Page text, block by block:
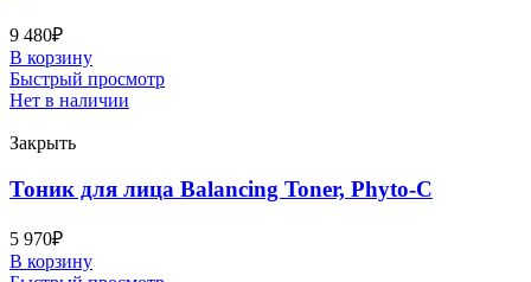
9 480₽
В корзину
Быстрый просмотр
Нет в наличии
Закрыть
Тоник для лица Balancing Toner, Phyto-C
5 970₽
В корзину